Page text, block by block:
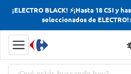
¡ELECTRO BLACK! ⚡¡Hasta 18 CSI y
seleccionados de
¿Qué estás buscando hoy?
Términos más
Yerba
Cerveza
Doves